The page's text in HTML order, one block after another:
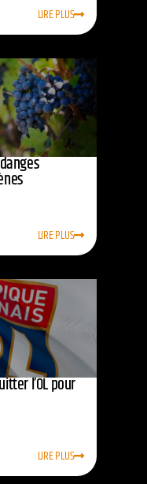
LIRE PLUS
LIRE PLUS
l’OL pour
LIRE PLUS